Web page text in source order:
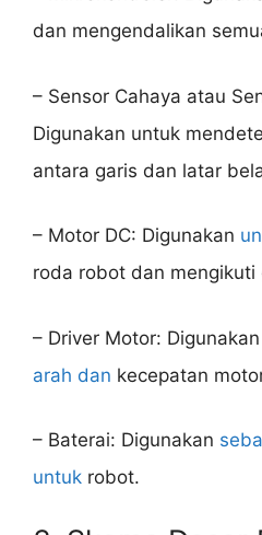
dan mengendalikan
– Sensor Cahaya atau
Digunakan untuk
antara garis dan latar
– Motor DC: Digunakan
roda robot dan mengikuti
– Driver Motor: Digunakan
arah dan kecepatan
– Baterai: Digunakan
untuk robot.